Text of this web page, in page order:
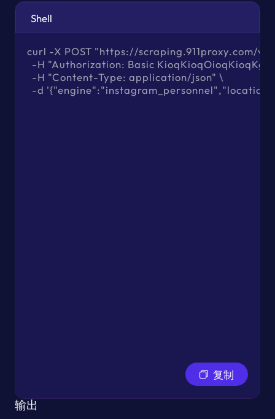
Shell
curl -X POST "https://scraping.911proxy.com/
-H "Authorization: Basic
  -H "Content-Type: application/json" \
-d
复制
输出